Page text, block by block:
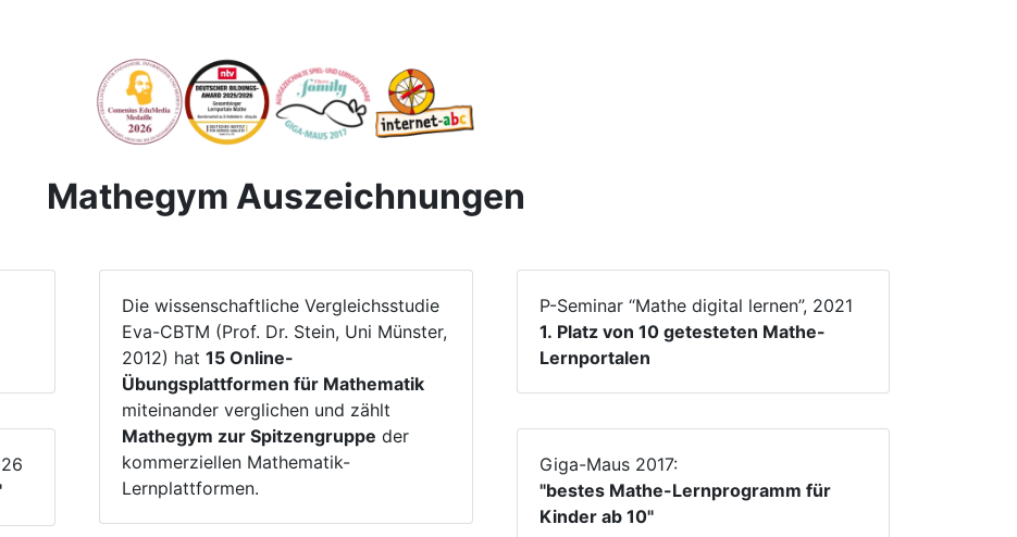
Mathegym Auszeichnungen
Die wissenschaftliche Vergleichsstudie
Eva-CBTM (Prof. Dr. Stein, Uni Münster,
2012) hat15 Online-
Übungsplattformen für Mathematik
miteinander verglichen und zählt
Mathegym zur Spitzengruppe der
kommerziellen Mathematik-
Lernplattformen.
P-Seminar “Mathe digital lernen”, 2021
1. Platz von 10 getesteten Mathe-
Lernportalen
Giga-Maus 2017:
"bestes Mathe-Lernprogramm für
Kinder ab 10"